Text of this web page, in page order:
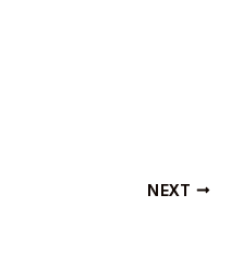
NEXT